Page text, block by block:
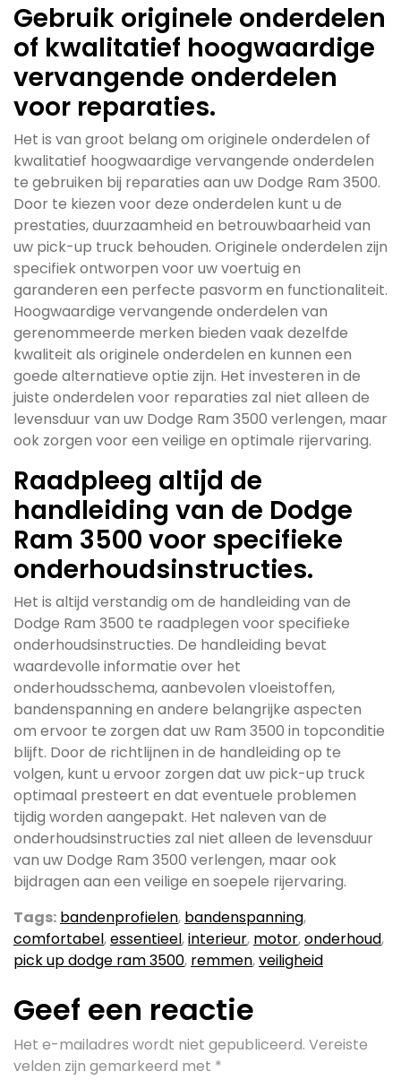
Gebruik originele onderdelen
of kwalitatief hoogwaardige
vervangende onderdelen
voor reparaties.
Het is van groot belang om originele onderdelen of
kwalitatief hoogwaardige vervangende onderdelen
te gebruiken bij reparaties aan uw Dodge Ram 3500.
Door te kiezen voor deze onderdelen kunt u de
prestaties, duurzaamheid en betrouwbaarheid van
uw pick-up truck behouden. Originele onderdelen zijn
specifiek ontworpen voor uw voertuig en
garanderen een perfecte pasvorm en functionaliteit.
Hoogwaardige vervangende onderdelen van
gerenommeerde merken bieden vaak dezelfde
kwaliteit als originele onderdelen en kunnen een
goede alternatieve optie zijn. Het investeren in de
juiste onderdelen voor reparaties zal niet alleen de
levensduur van uw Dodge Ram 3500 verlengen, maar
ook zorgen voor een veilige en optimale rijervaring.
Raadpleeg altijd de
handleiding van de Dodge
Ram 3500 voor specifieke
onderhoudsinstructies.
Het is altijd verstandig om de handleiding van de
Dodge Ram 3500 te raadplegen voor specifieke
onderhoudsinstructies. De handleiding bevat
waardevolle informatie over het
onderhoudsschema, aanbevolen vloeistoffen,
bandenspanning en andere belangrijke aspecten
om ervoor te zorgen dat uw Ram 3500 in topconditie
blijft. Door de richtlijnen in de handleiding op te
volgen, kunt u ervoor zorgen dat uw pick-up truck
optimaal presteert en dat eventuele problemen
tijdig worden aangepakt. Het naleven van de
onderhoudsinstructies zal niet alleen de levensduur
van uw Dodge Ram 3500 verlengen, maar ook
bijdragen aan een veilige en soepele rijervaring.
Tags: bandenprofielen, bandenspanning,
comfortabel,essentieel,interieur, motor,onderhoud,
pick up dodge ram 3500, remmen,veiligheid
Geef een reactie
Het e-mailadres wordt niet gepubliceerd. Vereiste
velden zijn gemarkeerd met *